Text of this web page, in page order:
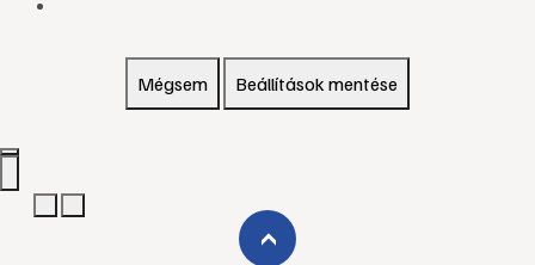
Mégsem Beállítások mentése
›